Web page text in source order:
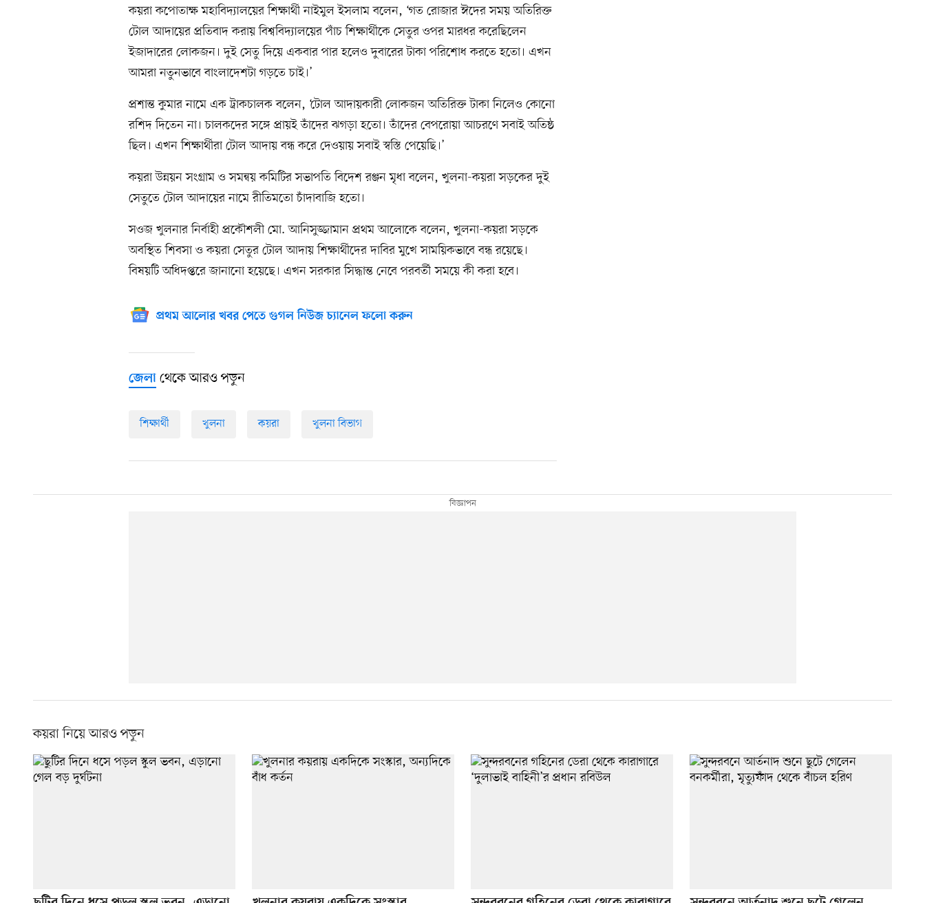
কয়রা কপোতাক্ষ মহাবিদ্যালয়ের শিক্ষার্থী নাইমুল ইসলাম বলেন, ‘গত রোজার ঈদের সময় অতিরিক্ত
টোল আদায়ের প্রতিবাদ করায় বিশ্ববিদ্যালয়ের পাঁচ শিক্ষার্থীকে সেতুর ওপর মারধর করেছিলেন
ইজাদারের লোকজন। দুই সেতু দিয়ে একবার পার হলেও দুবারের টাকা পরিশোধ করতে হতো। এখন
আমরা নতুনভাবে বাংলাদেশটা গড়তে চাই।’
প্রশান্ত কুমার নামে এক ট্রাকচালক বলেন, ‘টোল আদায়কারী লোকজন অতিরিক্ত টাকা নিলেও কোনো
রশিদ দিতেন না। চালকদের সঙ্গে প্রায়ই তাঁদের ঝগড়া হতো। তাঁদের বেপরোয়া আচরণে সবাই অতিষ্ঠ
ছিল। এখন শিক্ষার্থীরা টোল আদায় বন্ধ করে দেওয়ায় সবাই স্বস্তি পেয়েছি।’
কয়রা উন্নয়ন সংগ্রাম ও সমন্বয় কমিটির সভাপতি বিদেশ রঞ্জন মৃধা বলেন, খুলনা-কয়রা সড়কের দুই
সেতুতে টোল আদায়ের নামে রীতিমতো চাঁদাবাজি হতো।
সওজ খুলনার নির্বাহী প্রকৌশলী মো. আনিসুজ্জামান প্রথম আলোকে বলেন, খুলনা-কয়রা সড়কে
অবস্থিত শিবসা ও কয়রা সেতুর টোল আদায় শিক্ষার্থীদের দাবির মুখে সাময়িকভাবে বন্ধ রয়েছে।
বিষয়টি অধিদপ্তরে জানানো হয়েছে। এখন সরকার সিদ্ধান্ত নেবে পরবর্তী সময়ে কী করা হবে।
প্রথম আলোর খবর পেতে গুগল নিউজ চ্যানেল ফলো করুন
জেলা থেকে আরও পড়ুন
শিক্ষার্থী খুলনা কয়রা খুলনা বিভাগ
কয়রা নিয়ে আরও পড়ুন